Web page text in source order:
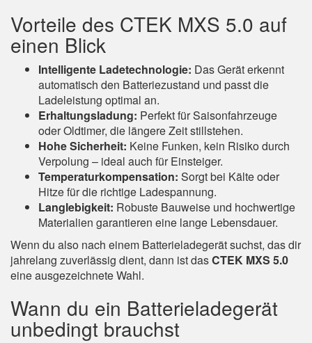
Vorteile des CTEK MXS 5.0 auf
einen Blick
Intelligente Ladetechnologie: Das Gerät erkennt
automatisch den Batteriezustand und passt die
Ladeleistung optimal an.
Erhaltungsladung: Perfekt für Saisonfahrzeuge
oder Oldtimer, die längere Zeit stillstehen.
Hohe Sicherheit: Keine Funken, kein Risiko durch
Verpolung – ideal auch für Einsteiger.
Temperaturkompensation: Sorgt bei Kälte oder
Hitze für die richtige Ladespannung.
Langlebigkeit: Robuste Bauweise und hochwertige
Materialien garantieren eine lange Lebensdauer.
Wenn du also nach einem Batterieladegerät suchst, das dir
jahrelang zuverlässig dient, dann ist dasCTEK MXS 5.0
eine ausgezeichnete Wahl.
Wann du ein Batterieladegerät
unbedingt brauchst